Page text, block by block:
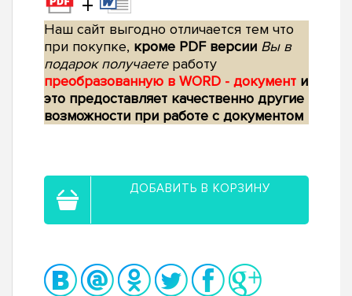
+
Наш сайт выгодно отличается тем что
при покупке, кроме PDF версии Вы в
подарок получаетеработу
преобразованную в WORD - документ и
это предоставляет качественно другие
возможности при работе с документом
ДОБАВИТЬ В КОРЗИНУ